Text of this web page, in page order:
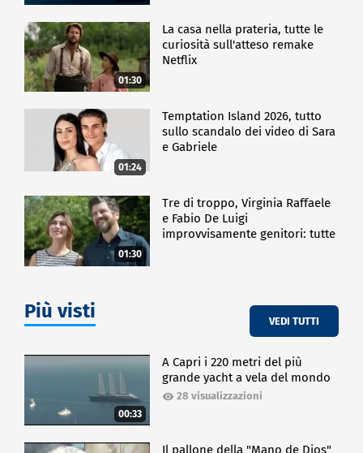
01:30
La casa nella prateria, tutte le
curiosità sull'atteso remake
Netflix
01:24
Temptation Island 2026, tutto
sullo scandalo dei video di Sara
e Gabriele
01:30
Tre di troppo, Virginia Raffaele
e Fabio De Luigi
improvvisamente genitori: tutte
Più visti VEDI TUTTI
00:33
A Capri i 220 metri del più
grande yacht a vela del mondo
28 visualizzazioni
Il pallone della "Mano de Dios"